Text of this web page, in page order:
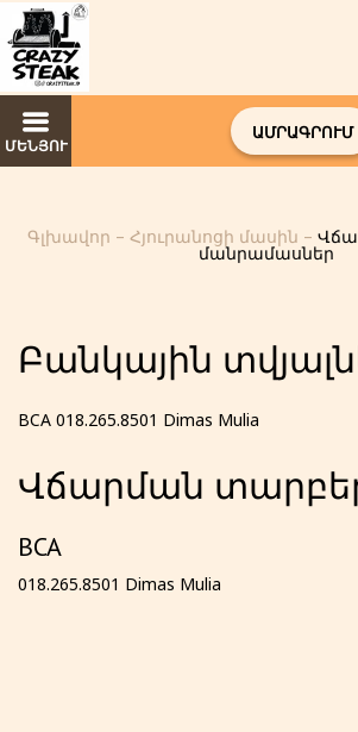
ՄԵՆՅՈՒ
ԱՄՐԱԳՐՈՒՄ
Գլխավոր – Հյուրանոցի մասին –
մանրամասներ
Բանկային
BCA 018.265.8501 Dimas Mulia
Վճարման
BCA
018.265.8501 Dimas Mulia